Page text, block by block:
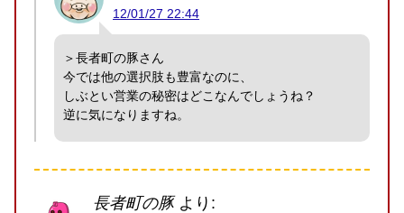
12/01/27 22:44
＞長者町の豚さん
今では他の選択肢も豊富なのに、
しぶとい営業の秘密はどこなんでしょうね？
逆に気になりますね。
長者町の豚 より: